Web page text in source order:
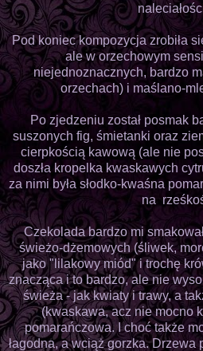
Pod koniec kompozycja zrobiła
ale w orzechowym
niejednoznacznych, bardzo
orzechach) i maślano-
Po zjedzeniu został posmak
suszonych fig, śmietanki oraz
cierpkością kawową (ale nie
doszła kropelka kwaskawych
za nimi była słodko-kwaśna
na
Czekolada bardzo mi
świeżo-dżemowych (śliwek,
jako "lilakowy miód" i trochę
znacząca i to bardzo, ale nie
świeża - jak kwiaty i trawy, a
(kwaskawa, acz nie mocno
pomarańczowa. I choć także
łagodna, a wciąż gorzka. Drzewa